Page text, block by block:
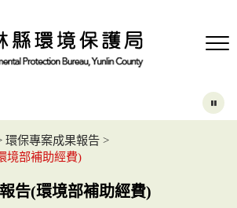
環保專案成果報告 >
境部補助經費)
告(環境部補助經費)